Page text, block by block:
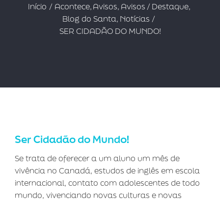
Início Acontece Avisos Avisos / Destaque
Blog do Santa Notícias
SER CIDADÃO DO MUNDO!
Ser Cidadão do Mundo!
Se trata de oferecer a um aluno um mês de
vivência no Canadá, estudos de inglês em escola
internacional, contato com adolescentes de todo
mundo, vivenciando novas culturas e novas